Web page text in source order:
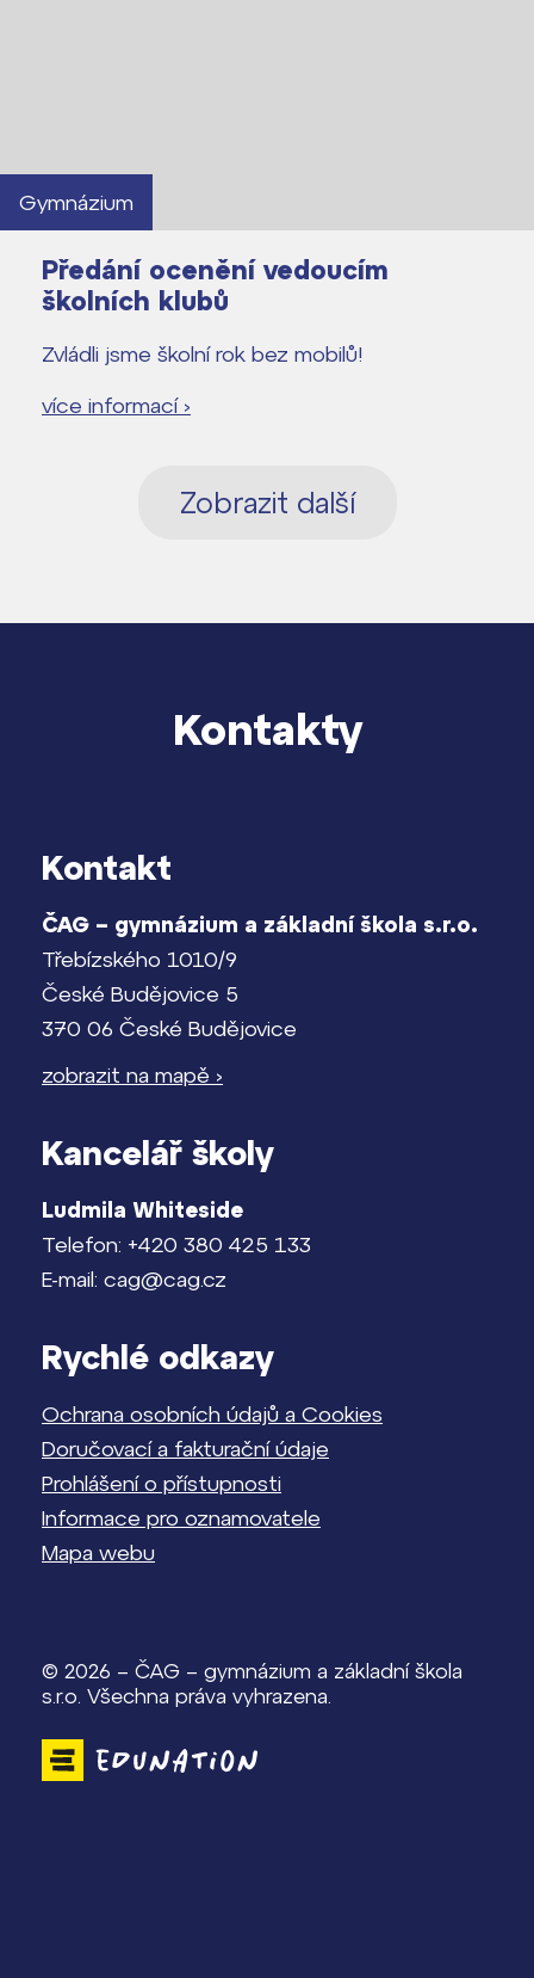
Gymnázium
Předání ocenění vedoucím
školních klubů
Zvládli jsme školní rok bez mobilů!
více informací ›
Zobrazit další
Kontakty
Kontakt
ČAG – gymnázium a základní škola s.r.o.
Třebízského 1010/9
České Budějovice 5
370 06 České Budějovice
zobrazit na mapě ›
Kancelář školy
Ludmila Whiteside
Telefon: +420 380 425 133
E-mail: cag@cag.cz
Rychlé odkazy
Ochrana osobních údajů a Cookies
Doručovací a fakturační údaje
Prohlášení o přístupnosti
Informace pro oznamovatele
Mapa webu
© 2026 – ČAG – gymnázium a základní škola
s.r.o. Všechna práva vyhrazena.